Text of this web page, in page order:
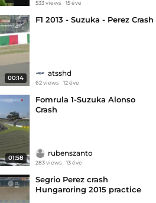
533 views 15 éve
00:14
F1 2013 - Suzuka - Perez Crash
atsshd
62 views 12 éve
01:58
Fomrula 1-Suzuka Alonso
Crash
rubenszanto
283 views 13 éve
Segrio Perez crash
Hungaroring 2015 practice